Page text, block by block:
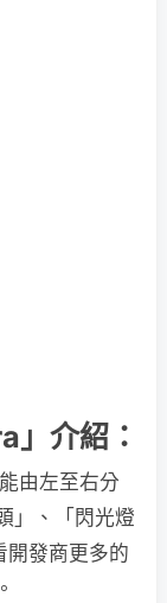
介紹：
由左至右分
」、「閃光燈
開發商更多的